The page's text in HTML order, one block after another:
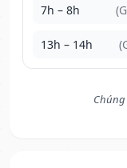
7h – 8h
13h – 14h